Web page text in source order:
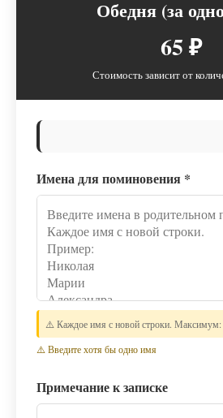
Обедня (за
65 ₽
Стоимость зависит от
Имена для поминовения *
⚠️ Каждое имя с новой строки. Максимум:
⚠️ Введите хотя бы одно имя
Примечание к записке